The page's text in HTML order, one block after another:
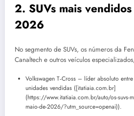
2. SUVs mais
2026
No segmento de SUVs, os números da
Canaltech e outros veículos
Volkswagen T‑Cross – líder absoluto
unidades vendidas ([itatiaia.com.br]
(https://www.itatiaia.com.br/auto/os-suvs-
maio-de-2026/?utm_source=openai)).